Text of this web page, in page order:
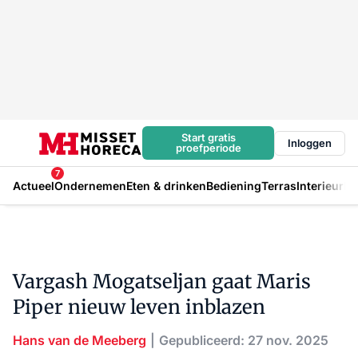
Start gratis
proefperiode
Inloggen
Actueel
7
OndernemenEten & drinkenBedieningTerrasInterieur
Vargash Mogatseljan gaat Maris
Piper nieuw leven inblazen
Hans van de Meeberg Gepubliceerd: 27 nov. 2025